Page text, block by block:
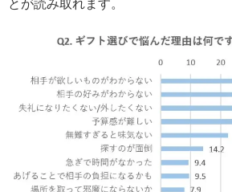
とが読み取れます。